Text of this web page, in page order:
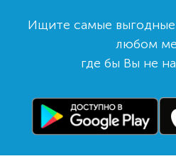
Ищите самые выгодные
любом
где бы Вы не